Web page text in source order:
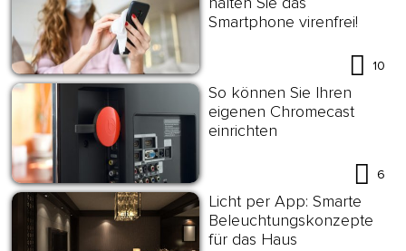
Smartphone virenfrei!
10
So können Sie Ihren
eigenen Chromecast
einrichten
6
Licht per App: Smarte
Beleuchtungskonzepte
für das Haus